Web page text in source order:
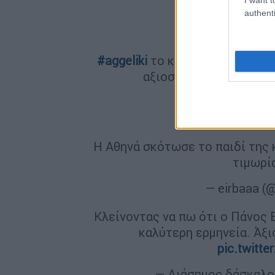
#aggeliki το καλύτερο σάικο❤.
αξιοσημείωτες
Η Αθηνά σκότωσε το παιδί της
— eirbaaa
Κλείνοντας να πω ότι ο Πάνος
καλύτερη ερμηνεία.